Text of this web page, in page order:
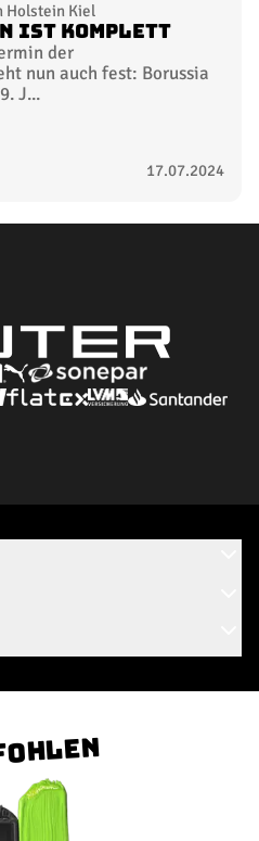
Holstein Kiel
ist komplett
der
nun auch fest: Borussia
J...
17.07.2024